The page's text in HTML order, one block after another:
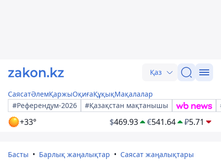
Қаз
СаясатӘлемҚаржыОқиғаҚұқықМақалалар
#Референдум-2026
#Қазақстан мақтанышы
+33° $469.93 €541.64 ₽5.71
Басты Барлық жаңалықтар Саясат жаңалықтары